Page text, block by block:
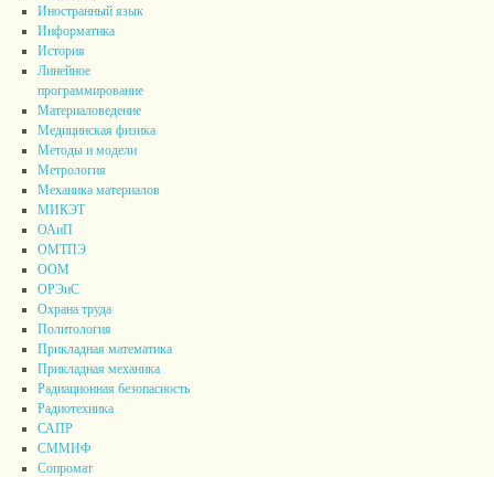
Иностранный язык
Информатика
История
Линейное
программирование
Материаловедение
Медицинская физика
Методы и модели
Метрология
Механика материалов
МИКЭТ
ОАиП
ОМТПЭ
ООМ
ОРЭиС
Охрана труда
Политология
Прикладная математика
Прикладная механика
Радиационная безопасность
Радиотехника
САПР
СММИФ
Сопромат